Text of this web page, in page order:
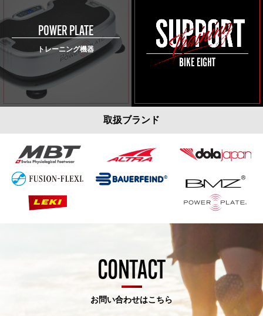
POWER PLATE
トレーニング機器
取扱ブランド
CONTACT
お問い合わせはこちら